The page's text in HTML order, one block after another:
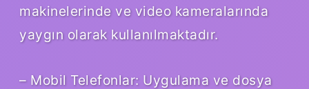
makinelerinde ve video kameralarında
yaygın olarak kullanılmaktadır.
– Mobil Telefonlar: Uygulama ve dosya